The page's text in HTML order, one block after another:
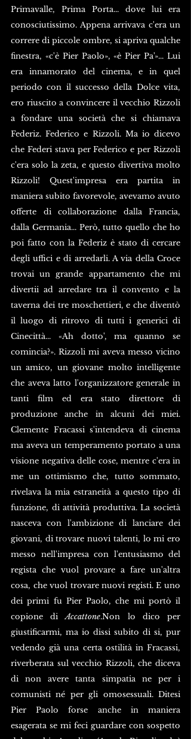
Primavalle, Prima Porta... dove lui era
conosciutissimo. Appena arrivava c'era un
correre di piccole ombre, si apriva qualche
finestra, «c'è Pier Paolo», «è Pier Pa'»... Lui
era innamorato del cinema, e in quel
periodo con il successo della Dolce vita,
ero riuscito a convincere il vecchio Rizzoli
a fondare una società che si chiamava
Federiz. Federico e Rizzoli. Ma io dicevo
che Federi stava per Federico e per Rizzoli
c'era solo la zeta, e questo divertiva molto
Rizzoli! Quest'impresa era partita in
maniera subito favorevole, avevamo avuto
offerte di collaborazione dalla Francia,
dalla Germania... Però, tutto quello che ho
poi fatto con la Federiz è stato di cercare
degli uffici e di arredarli. A via della Croce
trovai un grande appartamento che mi
divertii ad arredare tra il convento e la
taverna dei tre moschettieri, e che diventò
il luogo di ritrovo di tutti i generici di
Cinecittà... «Ah dotto', ma quanno se
comincia?». Rizzoli mi aveva messo vicino
un amico, un giovane molto intelligente
che aveva latto l'organizzatore generale in
tanti film ed era stato direttore di
produzione anche in alcuni dei miei.
Clemente Fracassi s'intendeva di cinema
ma aveva un temperamento portato a una
visione negativa delle cose, mentre c'era in
me un ottimismo che, tutto sommato,
rivelava la mia estraneità a questo tipo di
funzione, di attività produttiva. La società
nasceva con l'ambizione di lanciare dei
giovani, di trovare nuovi talenti, lo mi ero
messo nell'impresa con l'entusiasmo del
regista che vuol provare a fare un'altra
cosa, che vuol trovare nuovi registi. E uno
dei primi fu Pier Paolo, che mi portò il
copione di Accattone.Non lo dico per
giustificarmi, ma io dissi subito di si, pur
vedendo già una certa ostilità in Fracassi,
riverberata sul vecchio Rizzoli, che diceva
di non avere tanta simpatia ne per i
comunisti né per gli omosessuali. Ditesi
Pier Paolo forse anche in maniera
esagerata se mi feci guardare con sospetto